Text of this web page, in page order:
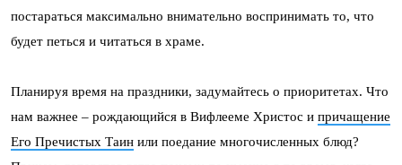
постараться максимально внимательно воспринимать то, что
будет петься и читаться в храме.
Планируя время на праздники, задумайтесь о приоритетах. Что
нам важнее – рождающийся в Вифлееме Христос и причащение
Его Пречистых Таин или поедание многочисленных блюд?